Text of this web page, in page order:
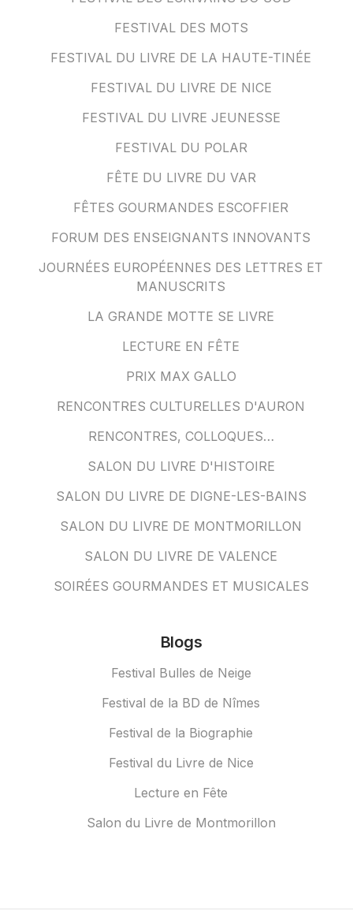
FESTIVAL DES MOTS
FESTIVAL DU LIVRE DE LA HAUTE-TINÉE
FESTIVAL DU LIVRE DE NICE
FESTIVAL DU LIVRE JEUNESSE
FESTIVAL DU POLAR
FÊTE DU LIVRE DU VAR
FÊTES GOURMANDES ESCOFFIER
FORUM DES ENSEIGNANTS INNOVANTS
JOURNÉES EUROPÉENNES DES LETTRES ET
MANUSCRITS
LA GRANDE MOTTE SE LIVRE
LECTURE EN FÊTE
PRIX MAX GALLO
RENCONTRES CULTURELLES D'AURON
RENCONTRES, COLLOQUES…
SALON DU LIVRE D'HISTOIRE
SALON DU LIVRE DE DIGNE-LES-BAINS
SALON DU LIVRE DE MONTMORILLON
SALON DU LIVRE DE VALENCE
SOIRÉES GOURMANDES ET MUSICALES
Blogs
Festival Bulles de Neige
Festival de la BD de Nîmes
Festival de la Biographie
Festival du Livre de Nice
Lecture en Fête
Salon du Livre de Montmorillon